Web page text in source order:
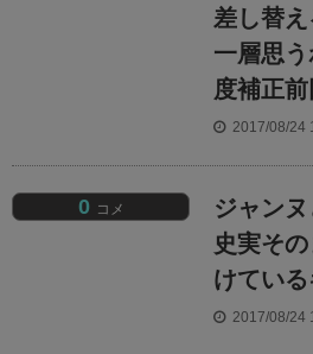
差し替
一層思
度補正
2017/08/24
0 コメ
ジャン
史実そ
けてい
2017/08/24